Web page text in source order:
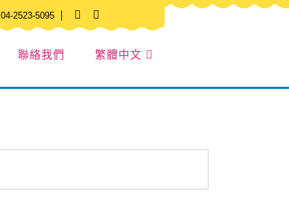
04-2523-5095
聯絡我們 繁體中文